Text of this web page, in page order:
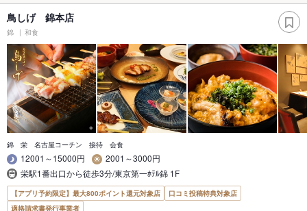
鳥しげ 錦本店
錦 和食
錦 栄 名古屋コーチン 接待 会食
12001～15000円
2001～3000円
栄駅1番出口から徒歩3分/東京第一ﾎﾃﾙ錦 1F
【アプリ予約限定】最大800ポイント還元対象店
口コミ投稿特典対象店
適格請求書発行事業者